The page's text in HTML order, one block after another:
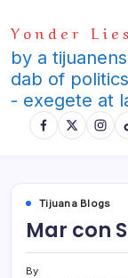
to
content
Yonder
by a
dab of
- exegete at
Tijuana Blogs
Mar con
By